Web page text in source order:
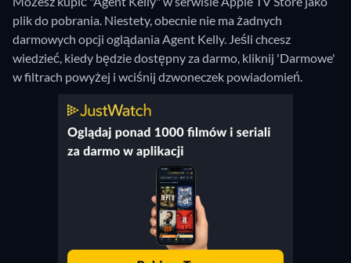
plik do pobrania. Niestety, obecnie nie ma żadnych
darmowych opcji oglądania Agent Kelly. Jeśli chcesz
wiedzieć, kiedy będzie dostępny za darmo, kliknij 'Darmowe'
w filtrach powyżej i wciśnij dzwoneczek powiadomień.